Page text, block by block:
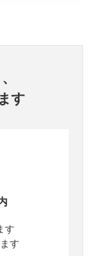
す
す
す